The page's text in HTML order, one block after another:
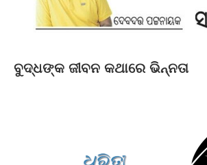
ବୁଦ୍ଧଙ୍କ ଜୀବନ କଥାରେ ଭିନ୍ନତା